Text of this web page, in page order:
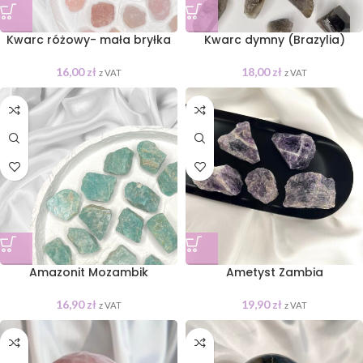
Kwarc różowy- mała bryłka
16,00zł z VAT
Kwarc dymny (Brazylia)
18,00zł z VAT
Amazonit Mozambik
16,90zł z VAT
Ametyst Zambia
19,90zł z VAT